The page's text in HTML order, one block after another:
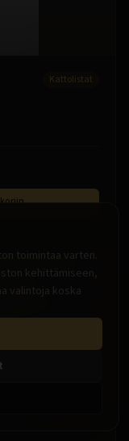
Kattolistat
toimintaa varten.
kehittämiseen,
valintoja koska